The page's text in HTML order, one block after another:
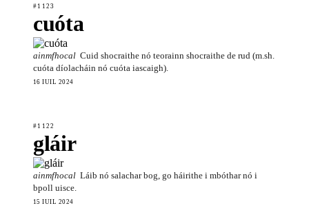
#1123
cuóta
ainmfhocal Cuid shocraithe nó teorainn shocraithe de rud (m.sh.
cuóta díolacháin nó cuóta iascaigh).
16 IÚIL 2024
#1122
gláir
ainmfhocal Láib nó salachar bog, go háirithe i mbóthar nó i
bpoll uisce.
15 IÚIL 2024